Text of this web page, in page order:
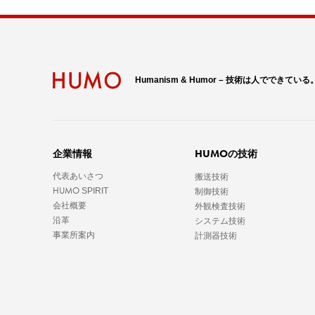
Humanism & Humor – 技術は人でできている
企業情報
代表あいさつ
HUMOSPIRIT
会社概要
沿革
事業所案内
HUMOの技術
搬送技術
制御技術
外観検査技術
システム技術
計測器技術